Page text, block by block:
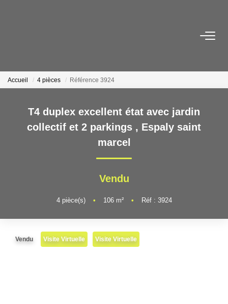
Maisons
Appartements
Locaux Professionnels
Parkings
Immeubles
Terrains
Locaux Professionnels
Maisons
Accueil 4 pièces Référence 3924
T4 duplex excellent état avec jardin
collectif et 2 parkings , Espaly saint
marcel
Vendu
4pièce(s) • 106m² • Réf : 3924
Vendu Visite Virtuelle Visite Virtuelle